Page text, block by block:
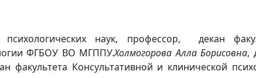
наук, профессор, декан
ФГБОУ ВО МГППУ.Холмогорова Алла Борисовна,
факультета Консультативной и клинической